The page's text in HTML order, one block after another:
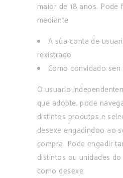
maior de 18 anos. Pode
mediante
A súa conta de
rexistrado
Como convidado
O usuario
que adopte, pode
distintos produtos e
desexe engadíndoo ao
compra. Pode engadir
distintos ou unidades
como desexe.